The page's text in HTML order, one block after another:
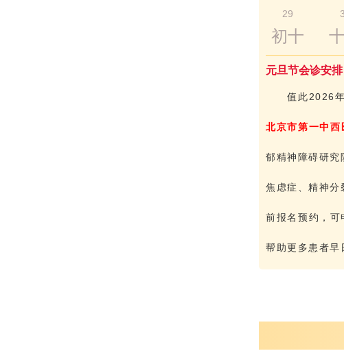
29
初十
元旦节会诊安排
值此2026
北京市第一中
郁精神障碍研究
焦虑症、精神分
前报名预约，可
帮助更多患者早